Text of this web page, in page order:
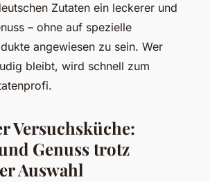
Zutaten ein leckerer und
– ohne auf spezielle
angewiesen zu sein. Wer
bleibt, wird schnell zum
Versuchsküche:
Genuss trotz
Auswahl